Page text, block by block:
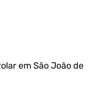
em São João de